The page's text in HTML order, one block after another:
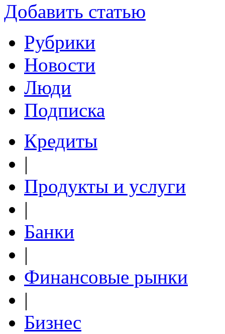
Добавить статью
Рубрики
Новости
Люди
Подписка
Кредиты
|
Продукты и услуги
|
Банки
|
Финансовые рынки
|
Бизнес